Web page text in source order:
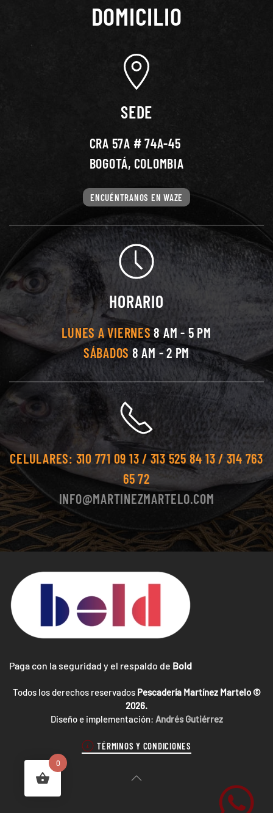
DOMICILIO
SEDE
CRA 57A # 74A-45
BOGOTÁ, COLOMBIA
ENCUÉNTRANOS EN WAZE
HORARIO
LUNES A VIERNES8 AM - 5 PM
SÁBADOS 8 AM - 2 PM
CELULARES: 310 771 09 13 / 313 525 84 13 / 314 763
65 72
INFO@MARTINEZMARTELO.COM
Paga con la seguridad y el respaldo de Bold
Todos los derechos reservados Pescadería Martínez Martelo ©
2026.
Diseño e implementación: Andrés Gutiérrez
TÉRMINOS Y CONDICIONES
0